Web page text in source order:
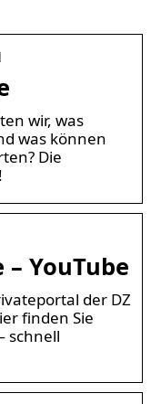
wir, was
was können
Die
YouTube
der DZ
finden Sie
schnell